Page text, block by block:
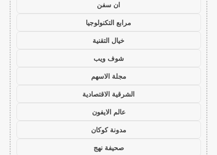
ان سفن
مرابع التكنولوجيا
خيال التقنية
شوف ويب
مجلة الاسهم
الشرقية الاقتصادية
عالم الايفون
مدونة كوكان
صحيفة نهج